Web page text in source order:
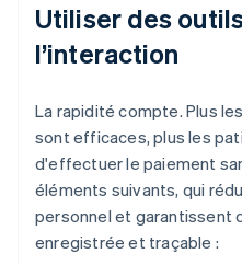
Utiliser des
l’interaction
La rapidité compte. Plus
sont efficaces, plus les
d'effectuer le paiement
éléments suivants, qui
personnel et garantissent
enregistrée et traçable :